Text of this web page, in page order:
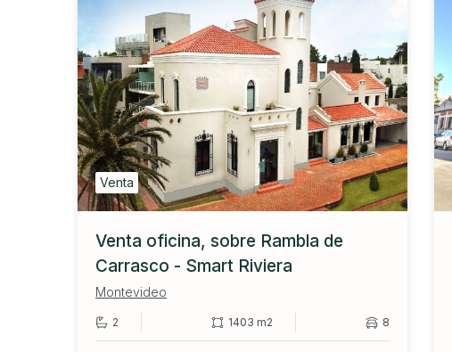
Venta
Venta oficina, sobre Rambla de
Carrasco - Smart Riviera
Montevideo
2 1403 m2 8